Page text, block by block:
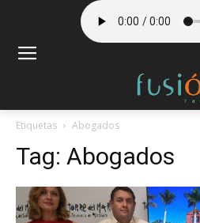
Etiquetas Abogados
Tag: Abogados